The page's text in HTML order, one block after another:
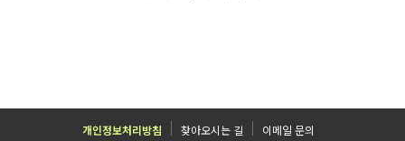
개인정보처리방침 찾아오시는 길 이메일 문의